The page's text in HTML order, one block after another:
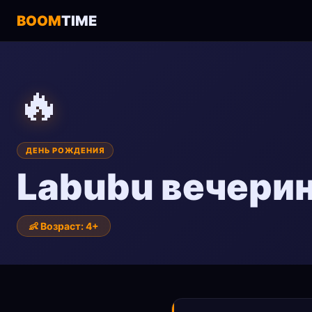
BOOMTIME
🔥
ДЕНЬ РОЖДЕНИЯ
Labubu
👶 Возраст: 4+